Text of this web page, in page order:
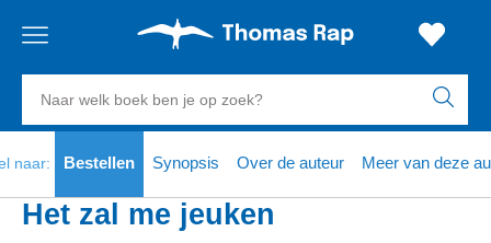
verzending
20
euro
23:59
volgende in
Zoeken
auteurs
en
uitgevers
naar: Bestellen Synopsis Over de auteur Meer van deze
Het zal me jeuken